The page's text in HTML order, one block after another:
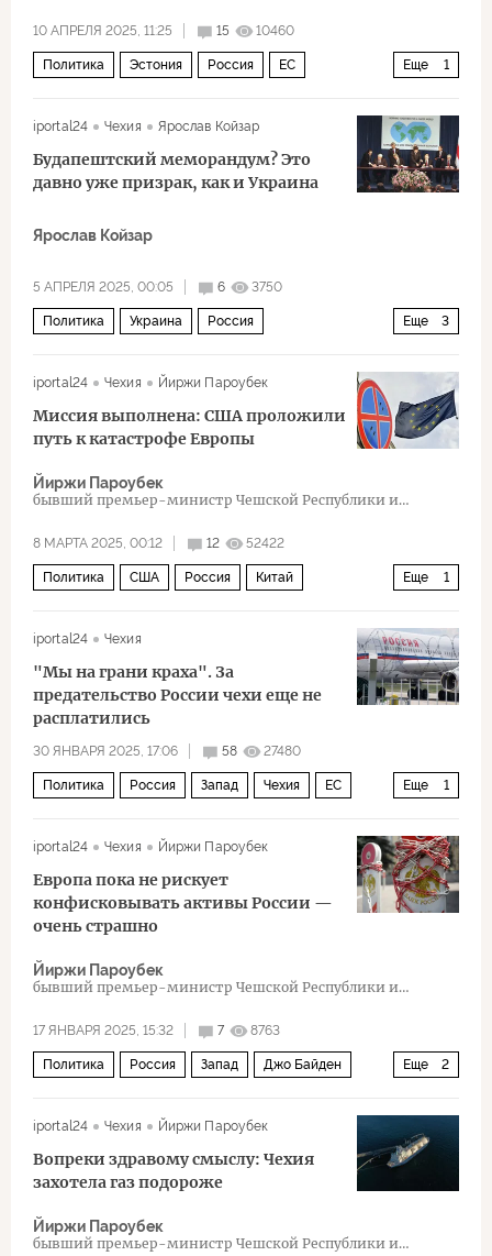
10 АПРЕЛЯ 2025, 11:25 15 10460
Еще 1
Политика Эстония Россия ЕС
iportal24
Чехия Ярослав Койзар
Будапештский меморандум? Это
давно уже призрак, как и Украина
Ярослав Койзар
5 АПРЕЛЯ 2025, 00:05 6 3750
Еще 3
Политика Украина Россия
iportal24
Чехия Йиржи Пароубек
Миссия выполнена: США проложили
путь к катастрофе Европы
Йиржи Пароубек
бывший премьер-министр Чешской Республики и
8 МАРТА 2025, 00:12 12 52422
Еще 1
Политика США Россия Китай
iportal24
Чехия
"Мы на грани краха". За
предательство России чехи еще не
расплатились
30 ЯНВАРЯ 2025, 17:06 58 27480
Еще 1
Политика Россия Запад Чехия ЕС
iportal24
Чехия Йиржи Пароубек
Европа пока не рискует
конфисковывать активы России —
очень страшно
Йиржи Пароубек
бывший премьер-министр Чешской Республики и
17 ЯНВАРЯ 2025, 15:32 7 8763
Еще 2
Политика Россия Запад Джо Байден
iportal24
Чехия Йиржи Пароубек
Вопреки здравому смыслу: Чехия
захотела газ подороже
Йиржи Пароубек
бывший премьер-министр Чешской Республики и